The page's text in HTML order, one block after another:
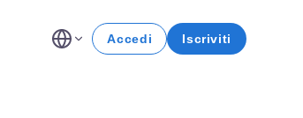
Accedi Iscriviti